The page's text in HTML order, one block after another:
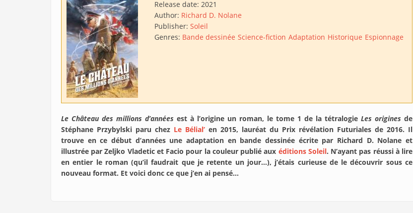
Release date: 2021
Author: Richard D. Nolane
Publisher: Soleil
Genres: Bande dessinée Science-fiction Adaptation Historique Espionnage
Le Château des millions d’années est à l’origine un roman, le tome 1 de la tétralogie Les origines de
Stéphane Przybylski paru chez Le Bélial’ en 2015, lauréat du Prix révélation Futuriales de 2016. Il
trouve en ce début d’années une adaptation en bande dessinée écrite par Richard D. Nolane et
illustrée par Zeljko Vladetic et Facio pour la couleur publié aux éditions Soleil. N’ayant pas réussi à lire
en entier le roman (qu’il faudrait que je retente un jour…), j’étais curieuse de le découvrir sous ce
nouveau format. Et voici donc ce que j’en ai pensé…